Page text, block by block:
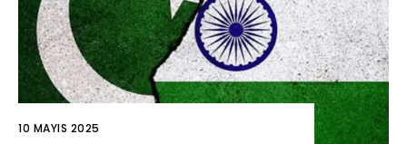
10 MAYIS 2025